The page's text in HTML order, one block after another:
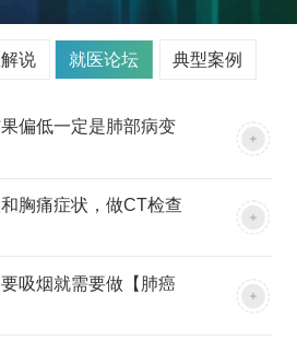
说 就医论坛 典型案例
偏低一定是肺部病变
胸痛症状，做CT检查
吸烟就需要做【肺癌